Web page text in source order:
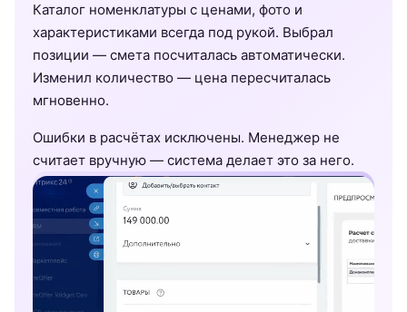
Каталог номенклатуры с ценами, фото и
характеристиками всегда под рукой. Выбрал
позиции — смета посчиталась автоматически.
Изменил количество — цена пересчиталась
мгновенно.
Ошибки в расчётах исключены. Менеджер не
считает вручную — система делает это за него.